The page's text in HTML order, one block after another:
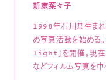
新家菜々子
1998年石川県生ま
め写真活動を始め
light」を開催。現在
などフィルム写真を